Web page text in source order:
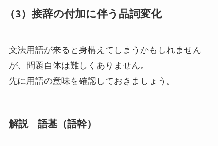
（3）接辞の付加に伴う品詞変化
文法用語が来ると身構えてしまうかもしれません
が、問題自体は難しくありません。
先に用語の意味を確認しておきましょう。
解説 語基（語幹）